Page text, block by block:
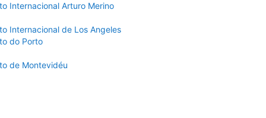
Internacional Arturo Merino
Internacional de Los Angeles
do Porto
de Montevidéu